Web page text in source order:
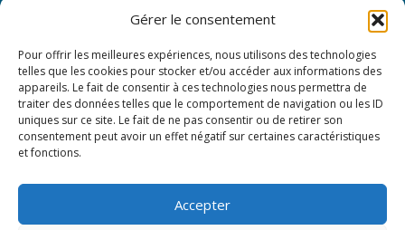
Gérer le consentement
Pour offrir les meilleures expériences, nous utilisons des technologies
telles que les cookies pour stocker et/ou accéder aux informations des
appareils. Le fait de consentir à ces technologies nous permettra de
traiter des données telles que le comportement de navigation ou les ID
uniques sur ce site. Le fait de ne pas consentir ou de retirer son
consentement peut avoir un effet négatif sur certaines caractéristiques
et fonctions.
Accepter
Informations
Questions fréquentes
Les avantages de la LOA
Les étapes du leasing de matériel
de restauration
Mentions Légales